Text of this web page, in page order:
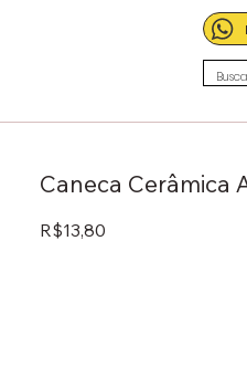
Caneca Cerâmica
R$13,80